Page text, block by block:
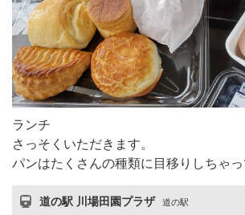
ランチ
さっそくいただきます。
パンはたくさんの種類に目移りしちゃっ
道の駅 川場田園プラザ 道の駅